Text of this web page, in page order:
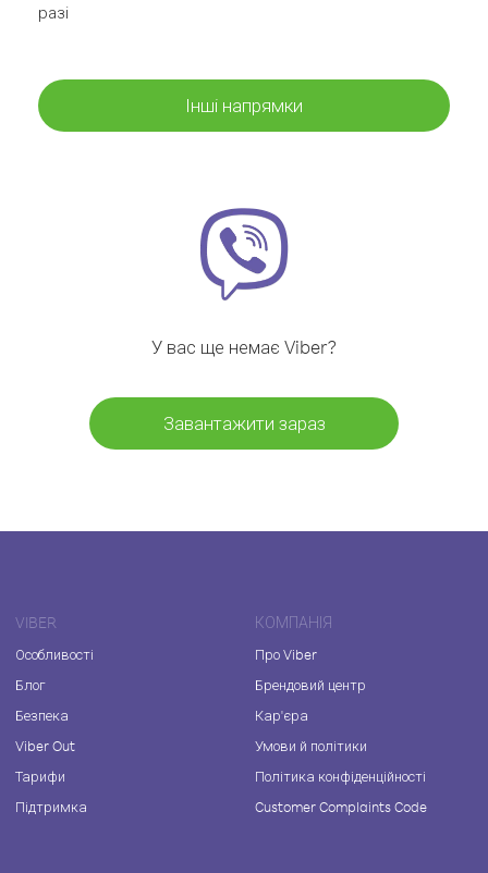
разі
Інші напрямки
У вас ще немає Viber?
Завантажити зараз
VIBER
Особливості
Блог
Безпека
Viber Out
Тарифи
Підтримка
КОМПАНІЯ
Про Viber
Брендовий центр
Кар'єра
Умови й політики
Політика конфіденційності
Customer Complaints Code